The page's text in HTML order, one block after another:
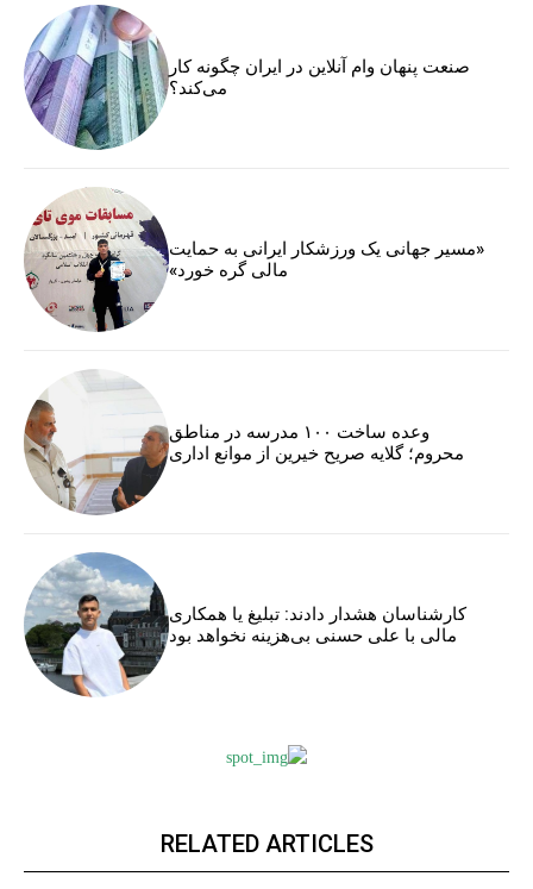
صنعت پنهان وام آنلاین در ایران چگونه کار
می‌کند؟
«مسیر جهانی یک ورزشکار ایرانی به حمایت
مالی گره خورد»
وعده ساخت ۱۰۰ مدرسه در مناطق
محروم؛ گلایه صریح خیرین از موانع اداری
کارشناسان هشدار دادند: تبلیغ یا همکاری
مالی با علی حسنی بی‌هزینه نخواهد بود
RELATED ARTICLES